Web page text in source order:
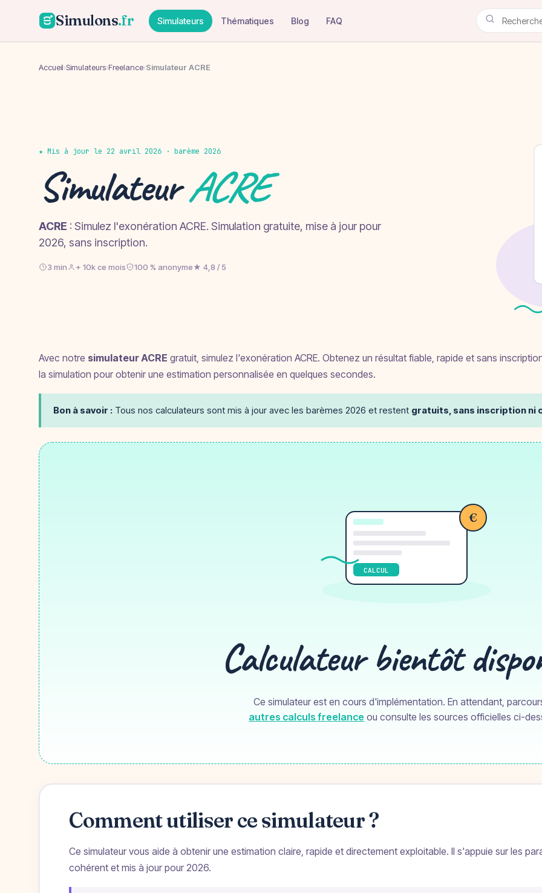
Simulons.fr Simulateurs Thématiques Blog FAQ
Accueil›Simulateurs›Freelance›Simulateur ACRE
★ Mis à jour le 22 avril 2026 · barème 2026
SimulateurACRE
ACRE : Simulez l'exonération ACRE. Simulation gratuite, mise à jour pour
2026, sans inscription.
3 min + 10k ce mois 100 % anonyme★ 4,8 / 5
Avec notre simulateur ACRE gratuit, simulez l'exonération ACRE. Obtenez un résultat fiable, rapide et sans
la simulation pour obtenir une estimation personnalisée en quelques secondes.
Bon à savoir : Tous nos calculateurs sont mis à jour avec les barèmes 2026 et restent gratuits, sans inscription ni
CALCUL
€
Calculateur bientôt
Ce simulateur est en cours d'implémentation. En attendant,
autres calculs freelance ou consulte les sources officielles ci-
Comment utiliser ce simulateur ?
Ce simulateur vous aide à obtenir une estimation claire, rapide et directement exploitable. Il s'appuie sur les
cohérent et mis à jour pour 2026.